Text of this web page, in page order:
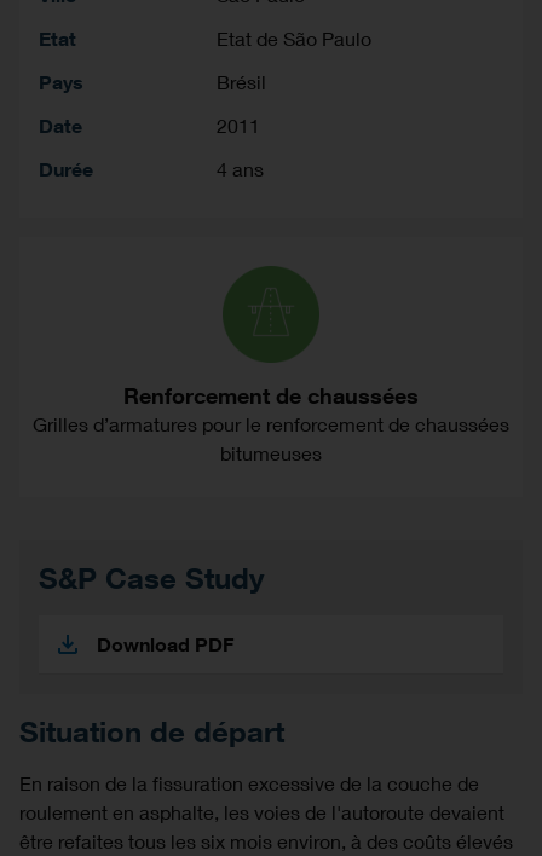
Etat
Etat de São Paulo
Pays
Brésil
Date
2011
Durée
4 ans
Renforcement de chaussées
Grilles d’armatures pour le renforcement de chaussées
bitumeuses
S&P Case Study
Download PDF
Situation de départ
En raison de la fissuration excessive de la couche de
roulement en asphalte, les voies de l'autoroute devaient
être refaites tous les six mois environ, à des coûts élevés